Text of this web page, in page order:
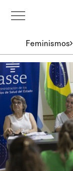
Feminismos